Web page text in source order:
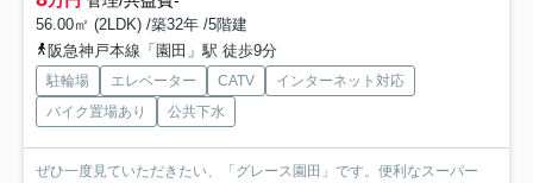
56.00㎡ (2LDK) /築32年 /5階建
阪急神戸本線「園田」駅 徒歩9分
駐輪場 エレベーター CATV
インターネット対応
バイク置場あり
公共下水
ぜひ一度見ていただきたい、「グレース園田」です。便利なスーパー